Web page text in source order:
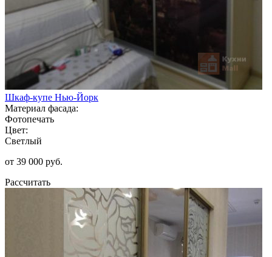
Шкаф-купе Нью-Йорк
Материал фасада:
Фотопечать
Цвет:
Светлый
от 39 000 руб.
Рассчитать